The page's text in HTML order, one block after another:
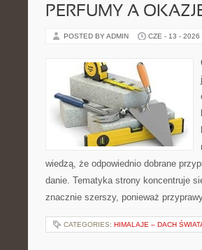
PERFUMY A
POSTED BY ADMIN CZE - 13 - 2026
wiedzą, że odpowiednio dobrane
danie. Tematyka strony koncentruje
znacznie szerszy, ponieważ
CATEGORIES: HIMALAJE – DACH